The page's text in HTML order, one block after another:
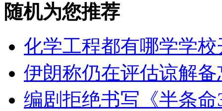
随机为您推荐
化学工程都有哪学学校
伊朗称仍在评估谅解
编剧拒绝书写《半条